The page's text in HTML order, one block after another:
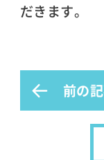
だきます。
前の